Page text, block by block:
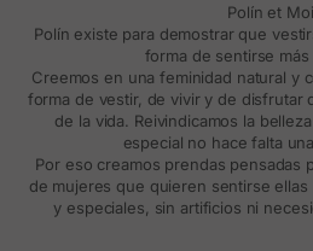
Polín et Moi
Polín existe para demostrar que
forma de sentirse más
Creemos en una feminidad natural y
forma de vestir, de vivir y de disfrutar
de la vida. Reivindicamos la
especial no hace falta
Por eso creamos prendas pensadas
de mujeres que quieren sentirse ellas
y especiales, sin artificios ni